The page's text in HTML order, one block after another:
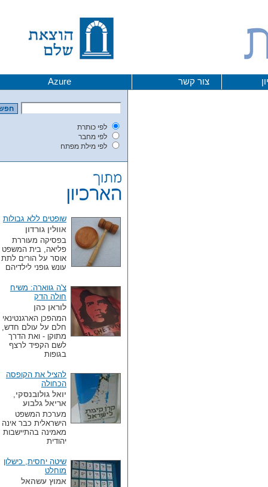
צור קשר Azure
לפי כותרת
לפי מחבר
לפי מילת מפתח
שופטים ללא גבולות
אוולין גורדון
בפסיקה מעוררת
פליאה, בית המשפט
אוסר על הורים לתת
עונש גופני לילדיהם
צ'ה גווארה: משיח
חולה הדק
לוראן כהן
המהפכן הארגנטינאי
חלם על עולם חדש,
מתוקן - ואת הדרך
לשם הקפיד לרצף
בגופות
להציל את הקופסה
הכחולה
יואל גולובנסקי,
אריאל גלבוע
מערכת המשפט
הישראלית כבר אינה
מאמינה בהתיישבות
יהודית
שיטה יחסית, כישלון
מוחלט
אמוץ עשהאל